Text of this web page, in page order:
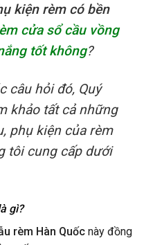
kiện rèm có bền
cửa sổ cầu vồng
tốt không?
câu hỏi đó, Quý
khảo tất cả những
phụ kiện của rèm
tôi cung cấp dưới
gì?
rèm Hàn Quốc này đồng